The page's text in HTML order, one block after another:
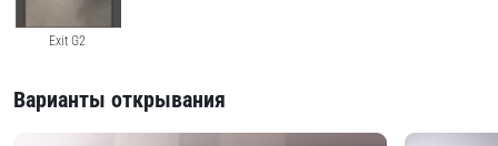
Exit G2
Варианты открывания